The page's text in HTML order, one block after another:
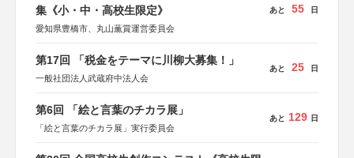
集《小・中・高校生限定》
愛知県豊橋市、丸山薫賞運営委員会
あと 55 日
第17回 「税金をテーマに川柳大募集！」
一般社団法人武蔵府中法人会
あと 25 日
第6回 「絵と言葉のチカラ展」
「絵と言葉のチカラ展」実行委員会
あと 129 日